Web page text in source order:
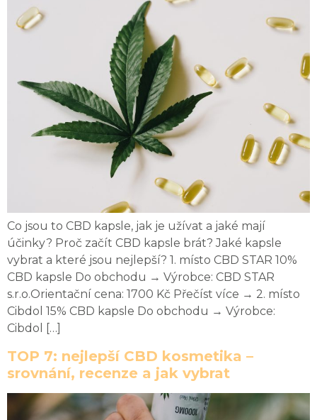
Co jsou to CBD kapsle, jak je užívat a jaké mají
účinky? Proč začít CBD kapsle brát? Jaké kapsle
vybrat a které jsou nejlepší? 1. místo CBD STAR 10%
CBD kapsle Do obchodu → Výrobce: CBD STAR
s.r.o.Orientační cena: 1700 Kč Přečíst více → 2. místo
Cibdol 15% CBD kapsle Do obchodu → Výrobce:
Cibdol […]
TOP 7: nejlepší CBD kosmetika –
srovnání, recenze a jak vybrat